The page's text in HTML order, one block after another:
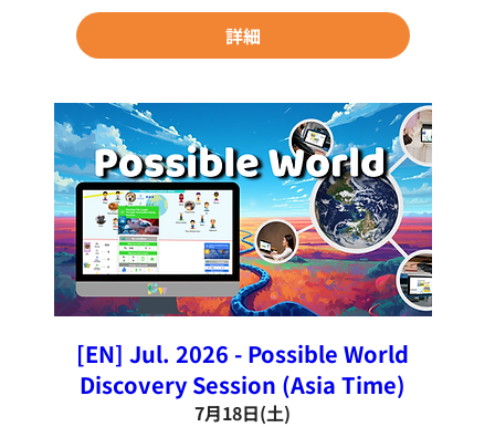
詳細
[EN] Jul. 2026 - Possible World
Discovery Session (Asia Time)
7月18日(土)